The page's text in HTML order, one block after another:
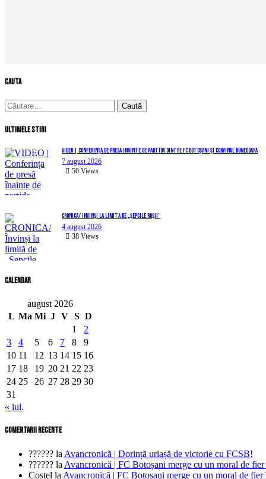
cauta
Caută
după:
Ultimele stiri
VIDEO | Conferința de presă înainte de partida dintre FC Botoșani și Corvinul Hunedoara
7 august 2026
50 Views
CRONICA/ Învinși la limită de „Șepcile Roșii”
4 august 2026
38 Views
Calendar
august 2026
L Ma Mi J V S D
1
2
3
4 5 6 7 8
9
10 11 12 13 14 15 16
17 18 19 20 21 22 23
24 25 26 27 28 29 30
31
« iul.
comentarii recente
?????? la Avancronică | Dorință uriașă de victorie cu FCSB!
?????? la Avancronică | FC Botoșani merge cu un moral de
Costel la Avancronică | FC Botoșani merge cu un moral de fier